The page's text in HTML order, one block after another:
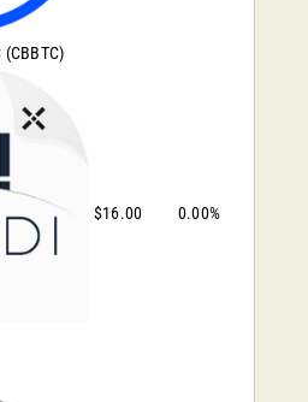
(CBBTC)
$16.00 0.00%